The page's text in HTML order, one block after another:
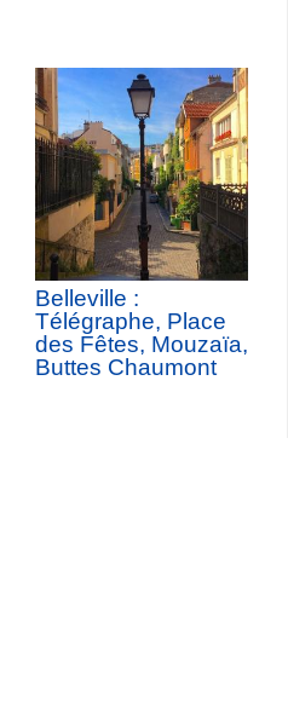
Belleville :
Télégraphe, Place
des Fêtes, Mouzaïa,
Buttes Chaumont